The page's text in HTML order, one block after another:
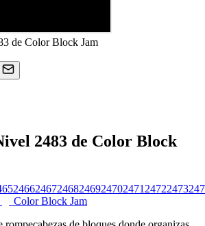
de Color Block Jam
2483 de Color Block
246624672468246924702471 24722473
Color Block Jam